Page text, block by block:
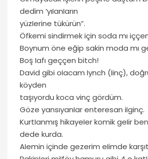
dedim ‘yıIanIarın
yüzIerine tükürün”.
Öfkemi sindirmek için soda mı
Boynum öne eğip sakin moda mı
Boş Iafı geççen bitch!
David gibi oIacam Iynch (Iinç),
köyden
taşıyordu koca vinç gördüm.
Göze yansıyanIar enteresan iIginç.
KurtIanmış hikayeIer komik geIir
dede kurda.
AIemin içinde gezerim eIimde